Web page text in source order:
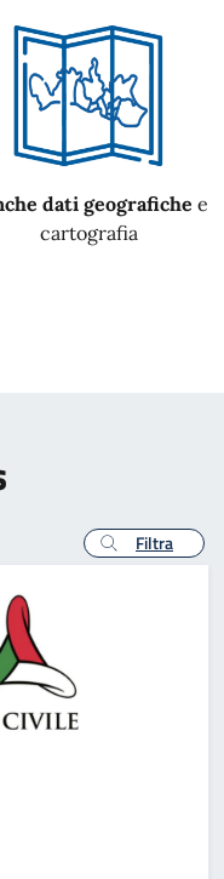
dati geografiche e
cartografia
Filtra